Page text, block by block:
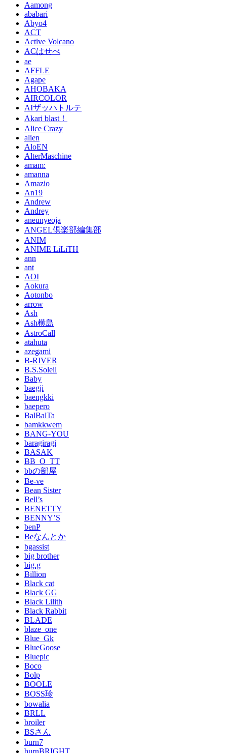
Aamong
ababari
Abyo4
ACT
Active Volcano
ACはせべ
ae
AFFLE
Agape
AHOBAKA
AIRCOLOR
AIザッハトルテ
Akari blast！
Alice Crazy
alien
AloEN
AlterMaschine
amam:
amanna
Amazio
An19
Andrew
Andrey
aneunyeoja
ANGEL倶楽部編集部
ANIM
ANIME LiLiTH
ann
ant
AOI
Aokura
Aotonbo
arrow
Ash
Ash横島
AstroCall
atahuta
azegami
B-RIVER
B.S.Soleil
Baby
baegji
baengkki
baepero
BalBalTa
bamkkwem
BANG-YOU
baragiragi
BASAK
BB_O_TT
bbの部屋
Be-ve
Bean Sister
Bell’s
BENETTY
BENNY’S
benP
Beなんとか
bgassist
big brother
big.g
Billion
Black cat
Black GG
Black Lilith
Black Rabbit
BLADE
blaze_one
Blue_Gk
BlueGoose
Bluepic
Boco
Bolp
BOOLE
BOSS珍
bowalia
BRLL
broiler
BSさん
burn7